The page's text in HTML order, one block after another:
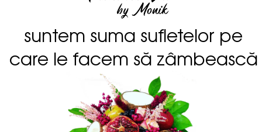
suntem suma sufletelor pe
care le facem să zâmbească